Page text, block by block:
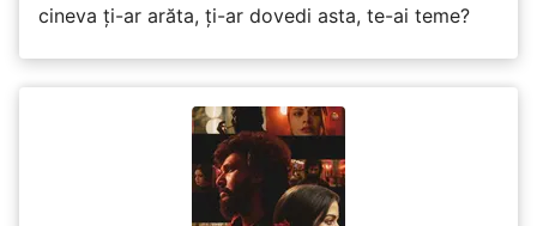
cineva ți-ar arăta, ți-ar dovedi asta, te-ai teme?